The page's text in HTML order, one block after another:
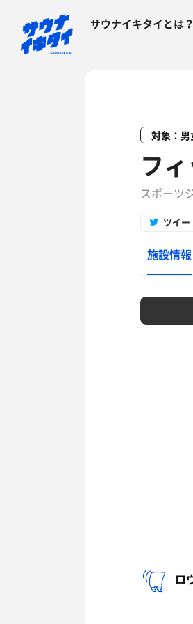
サウナイキタイとは？
対象：男
フ
スポーツ
ツイー
施設情報
ロ